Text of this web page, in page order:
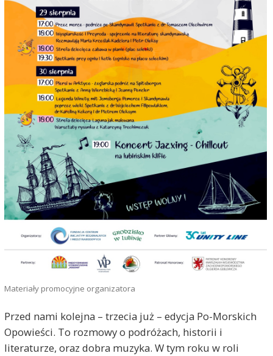
Materiały promocyjne organizatora
Przed nami kolejna – trzecia już – edycja Po-Morskich
Opowieści. To rozmowy o podróżach, historii i
literaturze, oraz dobra muzyka. W tym roku w roli